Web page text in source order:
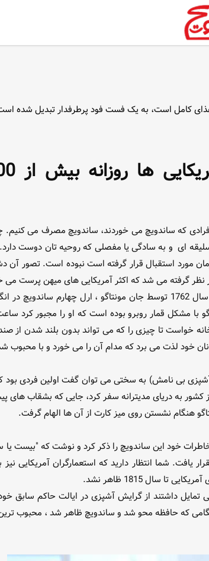
کامل است، به یک فست فود پرطرفدار تبدیل شده
که ساندویچ می خوردند، ساندویچ مصرف می
ای و به سادگی یا مفصلی که روحیه تان دوست
مورد استقبال قرار گرفته است نبوده است. تصور آن
نظر گرفته می شد که اکثر آمریکایی های میهن پرست می
همانطور که می دانیم ساندویچ در سال 1762 توسط جان مونتاگو ، ارل
با مشکل قمار روبرو بوده است که او را مجبور کرد
خواست تا چیزی را که می تواند بدون بلند شدن از
نان خود لذت می برد که مدام آن را می خورد و با محبوب
آشپزی بی نامش) به سختی می توان گفت اولین فردی
کشور به دریای مدیترانه سفر کرد، جایی که بشقاب
هنگام نشستن روی میز کارت از آن ها الهام گرفت.
خود این ساندویچ را ذکر کرد و نوشت که "بیست
شما انتظار دارید که استعمارگران آمریکایی نیز
سال 1815 ظاهر نشد.
داشتند از گرایش آشپزی در ایالت حاکم سابق
که حافظه محو شد و ساندویچ ظاهر شد ، محبوب ترین